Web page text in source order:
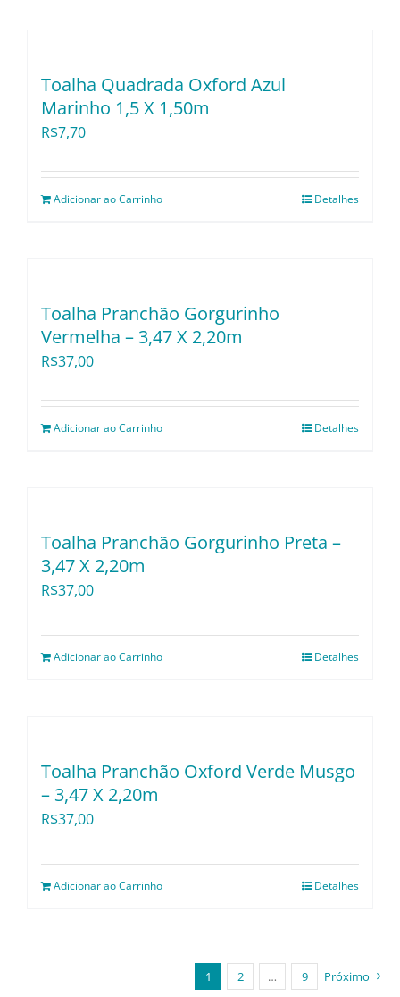
Toalha Quadrada Oxford Azul
Marinho 1,5 X 1,50m
R$7,70
Adicionar ao Carrinho Detalhes
Toalha Pranchão Gorgurinho
Vermelha – 3,47 X 2,20m
R$37,00
Adicionar ao Carrinho Detalhes
Toalha Pranchão Gorgurinho Preta –
3,47 X 2,20m
R$37,00
Adicionar ao Carrinho Detalhes
Toalha Pranchão Oxford Verde Musgo
– 3,47 X 2,20m
R$37,00
Adicionar ao Carrinho Detalhes
1 2 … 9 Próximo